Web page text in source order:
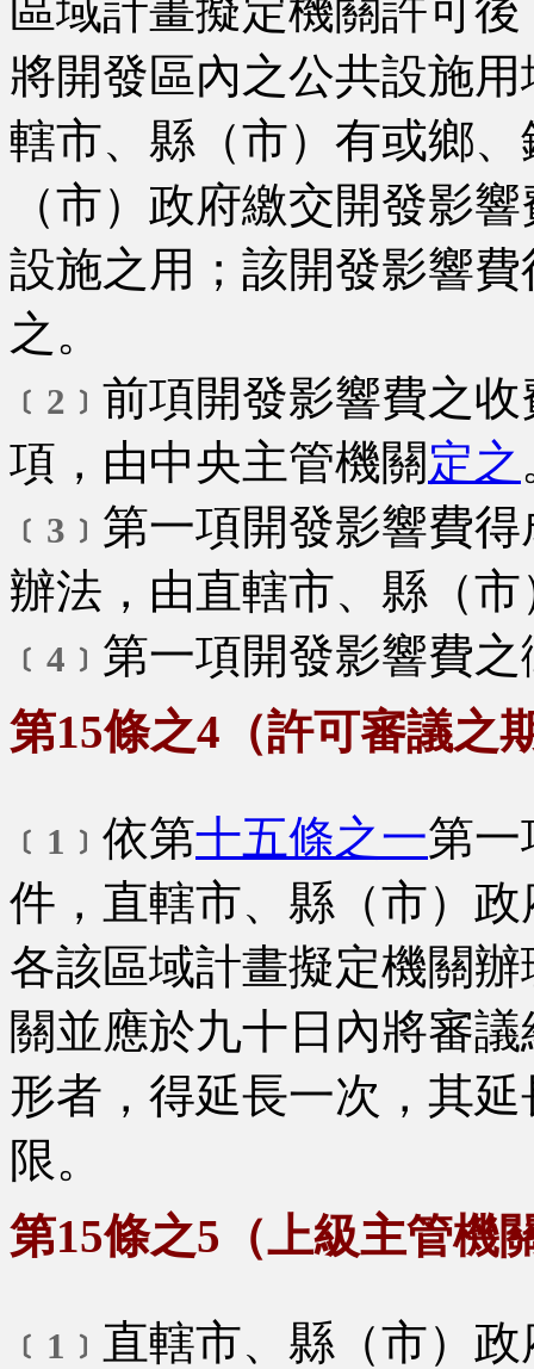
區域計畫擬定機關許可
將開發區內之公共設施
轄市、縣（市）有或鄉
（市）政府繳交開發影
設施之用；該開發影響
之。
﹝2﹞ 前項開發影響費之
項，由中央主管機關定之
﹝3﹞ 第一項開發影響費
辦法，由直轄市、縣（
﹝4﹞ 第一項開發影響費
第15條之4（許可審議之
﹝1﹞ 依第十五條之一第一
件，直轄市、縣（市）
各該區域計畫擬定機關
關並應於九十日內將審
形者，得延長一次，其
限。
第15條之5（上級主管機
﹝1﹞ 直轄市、縣（市）